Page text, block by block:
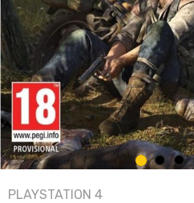
1 2 3
PLAYSTATION 4